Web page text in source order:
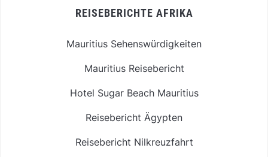
REISEBERICHTE AFRIKA
Mauritius Sehenswürdigkeiten
Mauritius Reisebericht
Hotel Sugar Beach Mauritius
Reisebericht Ägypten
Reisebericht Nilkreuzfahrt